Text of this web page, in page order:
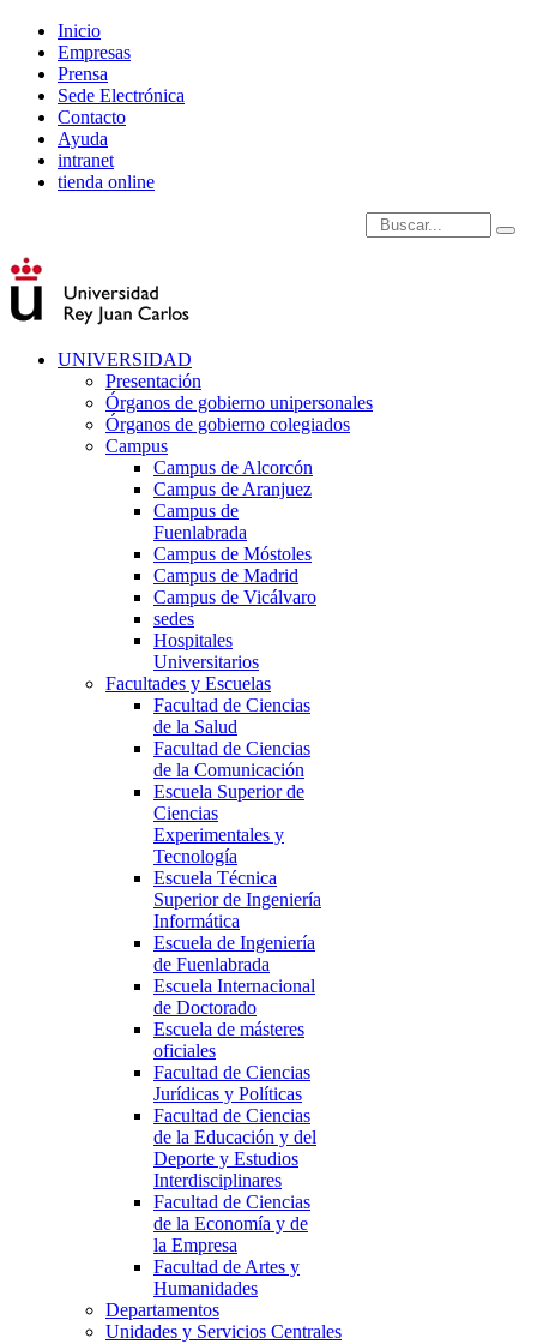
Inicio
Empresas
Prensa
Sede Electrónica
Contacto
Ayuda
intranet
tienda online
Introduce términos de
UNIVERSIDAD
Presentación
Órganos de gobierno unipersonales
Órganos de gobierno colegiados
Campus
Campus de Alcorcón
Campus de Aranjuez
Campus de
Fuenlabrada
Campus de Móstoles
Campus de Madrid
Campus de Vicálvaro
sedes
Hospitales
Universitarios
Facultades y Escuelas
Facultad de Ciencias
de la Salud
Facultad de Ciencias
de la Comunicación
Escuela Superior de
Ciencias
Experimentales y
Tecnología
Escuela Técnica
Superior de Ingeniería
Informática
Escuela de Ingeniería
de Fuenlabrada
Escuela Internacional
de Doctorado
Escuela de másteres
oficiales
Facultad de Ciencias
Jurídicas y Políticas
Facultad de Ciencias
de la Educación y del
Deporte y Estudios
Interdisciplinares
Facultad de Ciencias
de la Economía y de
la Empresa
Facultad de Artes y
Humanidades
Departamentos
Unidades y Servicios Centrales